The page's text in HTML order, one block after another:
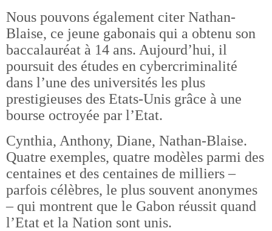
Nous pouvons également citer Nathan-
Blaise, ce jeune gabonais qui a obtenu son
baccalauréat à 14 ans. Aujourd’hui, il
poursuit des études en cybercriminalité
dans l’une des universités les plus
prestigieuses des Etats-Unis grâce à une
bourse octroyée par l’Etat.
Cynthia, Anthony, Diane, Nathan-Blaise.
Quatre exemples, quatre modèles parmi des
centaines et des centaines de milliers –
parfois célèbres, le plus souvent anonymes
– qui montrent que le Gabon réussit quand
l’Etat et la Nation sont unis.